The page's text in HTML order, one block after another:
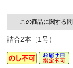
この商品に関する
詰合2本（1号）